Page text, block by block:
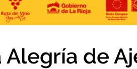
Alegría de